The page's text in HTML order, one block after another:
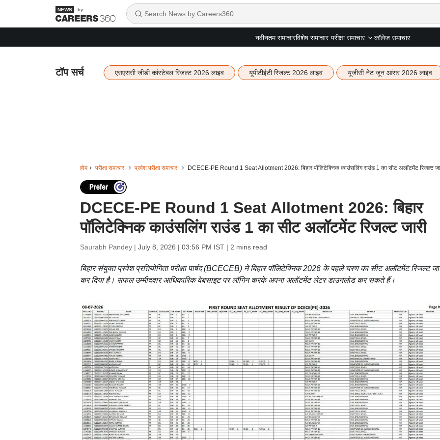
by
नवीनतम समाचारविशेष समाचार परीक्षा समाचार कॉलेज समाचार
टॉप सर्च एसएससी जीडी कांस्टेबल रिजल्ट 2026 लाइव यूपीटीईटी रिजल्ट 2026 लाइव यूजीसी नेट जून आंसर 2026 लाइव
होम परीक्षा समाचार प्रवेश परीक्षा समाचार DCECE-PE Round 1 Seat Allotment 2026: बिहार पॉलिटेक्निक काउंसलिंग राउंड 1 का सीट अलॉटमेंट रिजल्ट
DCECE-PE Round 1 Seat Allotment 2026: बिहार
पॉलिटेक्निक काउंसलिंग राउंड 1 का सीट अलॉटमेंट रिजल्ट जारी
Saurabh Pandey | July 8, 2026 | 03:56 PM IST| 2 mins read
बिहार संयुक्त प्रवेश प्रतियोगिता परीक्षा पार्षद (BCECEB) ने बिहार पॉलिटेक्निक 2026 के पहले चरण का सीट अलॉटमेंट रिजल्ट
कर दिया है। सफल उम्मीदवार आधिकारिक वेबसाइट पर लॉगिन करके अपना अलॉटमेंट लेटर डाउनलोड कर सकते हैं।